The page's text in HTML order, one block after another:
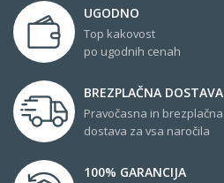
UGODNO
Top kakovost
po ugodnih cenah
BREZPLAČNA DOSTAVA
Pravočasna in brezplačna
dostava za vsa naročila
100% GARANCIJA